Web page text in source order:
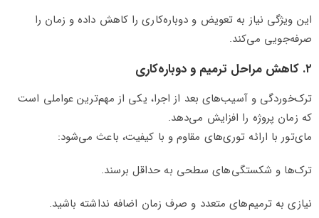
این ویژگی نیاز به تعویض و دوباره‌کاری را کاهش داده و زمان را
صرفه‌جویی می‌کند.
۲. کاهش مراحل ترمیم و دوباره‌کاری
ترک‌خوردگی و آسیب‌های بعد از اجرا، یکی از مهم‌ترین عواملی است
که زمان پروژه را افزایش می‌دهد.
مای‌تور با ارائه توری‌های مقاوم و با کیفیت، باعث می‌شود:
ترک‌ها و شکستگی‌های سطحی به حداقل برسند.
نیازی به ترمیم‌های متعدد و صرف زمان اضافه نداشته باشید.